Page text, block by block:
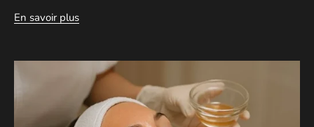
En savoir plus